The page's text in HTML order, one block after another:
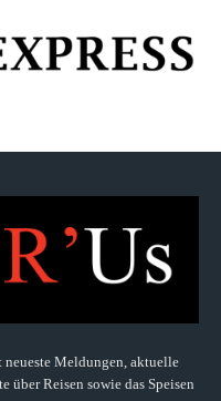
neueste Meldungen, aktuelle
über Reisen sowie das Speisen